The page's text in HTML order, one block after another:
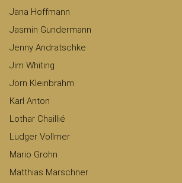
Jana Hoffmann
Jasmin Gundermann
Jenny Andratschke
Jim Whiting
Jörn Kleinbrahm
Karl Anton
Lothar Chaillié
Ludger Vollmer
Mario Grohn
Matthias Marschner